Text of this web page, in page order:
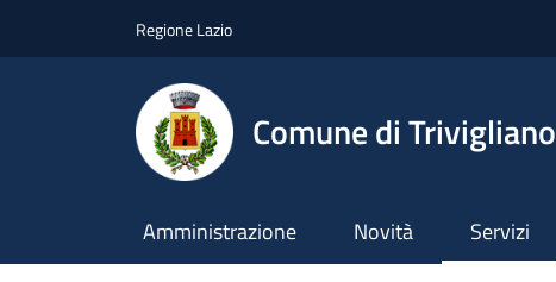
Regione Lazio
Comune di Trivigliano
Amministrazione Novità Servizi